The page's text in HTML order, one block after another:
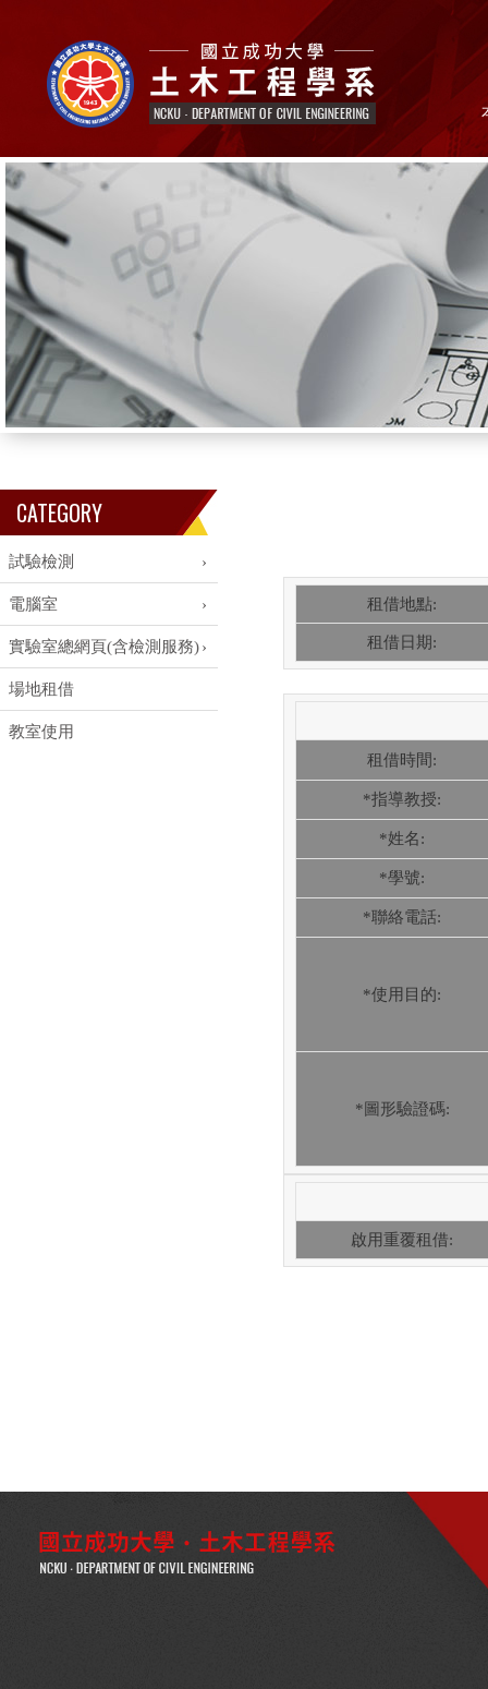
CATEGORY
試驗檢測
電腦室
實驗室總網頁(含檢測服務)
場地租借
教室使用
租借地點:
租借日期:
租借時間:
*指導教授:
*姓名:
*學號:
*聯絡電話:
*使用目的:
*圖形驗證碼:
啟用重覆租借: